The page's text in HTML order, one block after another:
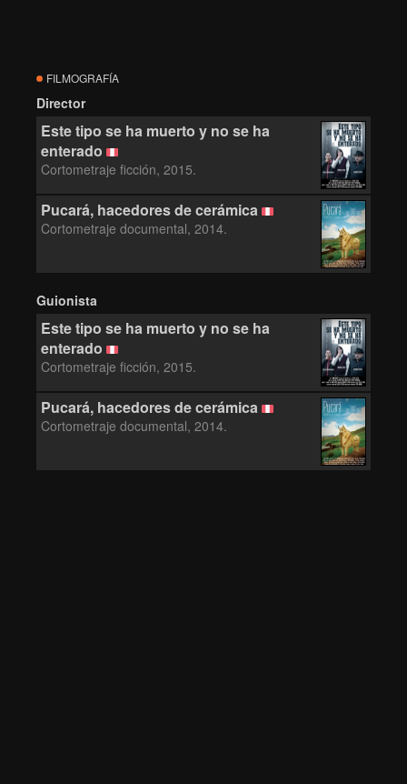
FILMOGRAFÍA
Director
Este tipo se ha muerto y no se ha
enterado
Cortometraje ficción, 2015.
Pucará, hacedores de cerámica
Cortometraje documental, 2014.
Guionista
Este tipo se ha muerto y no se ha
enterado
Cortometraje ficción, 2015.
Pucará, hacedores de cerámica
Cortometraje documental, 2014.